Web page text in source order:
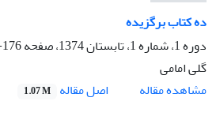
ده کتاب برگزیده
دوره 1، شماره 1، تابستان 1374، صفحه
176-200
گلی امامی
مشاهده مقاله
اصل مقاله 1.07 M